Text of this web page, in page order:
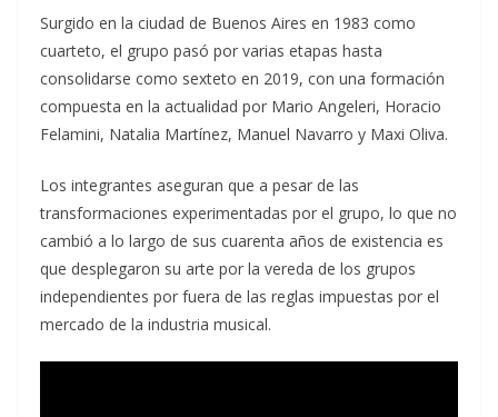
Surgido en la ciudad de Buenos Aires en 1983 como
cuarteto, el grupo pasó por varias etapas hasta
consolidarse como sexteto en 2019, con una formación
compuesta en la actualidad por Mario Angeleri, Horacio
Felamini, Natalia Martínez, Manuel Navarro y Maxi Oliva.
Los integrantes aseguran que a pesar de las
transformaciones experimentadas por el grupo, lo que no
cambió a lo largo de sus cuarenta años de existencia es
que desplegaron su arte por la vereda de los grupos
independientes por fuera de las reglas impuestas por el
mercado de la industria musical.